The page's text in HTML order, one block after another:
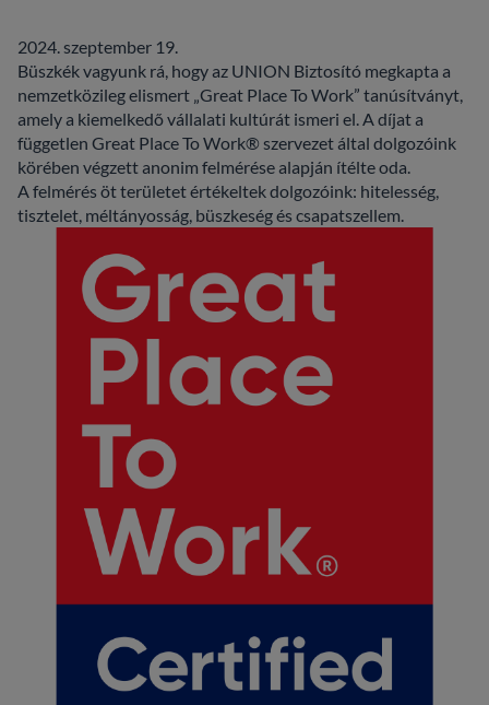
2024. szeptember 19.
Büszkék vagyunk rá, hogy az UNION Biztosító megkapta a
nemzetközileg elismert „Great Place To Work” tanúsítványt,
amely a kiemelkedő vállalati kultúrát ismeri el. A díjat a
független Great Place To Work® szervezet által dolgozóink
körében végzett anonim felmérése alapján ítélte oda.
A felmérés öt területet értékeltek dolgozóink: hitelesség,
tisztelet, méltányosság, büszkeség és csapatszellem.